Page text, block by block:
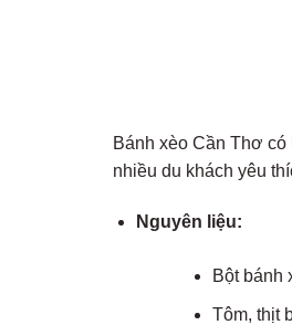
Bánh xèo Cần Thơ
nhiều du khách yêu
Nguyên liệu:
Bột bánh
Tôm, thịt